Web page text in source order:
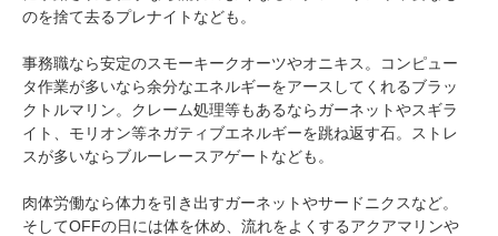
のを捨て去るプレナイトなども。
事務職なら安定のスモーキークオーツやオニキス。コンピュー
タ作業が多いなら余分なエネルギーをアースしてくれるブラッ
クトルマリン。クレーム処理等もあるならガーネットやスギラ
イト、モリオン等ネガティブエネルギーを跳ね返す石。ストレ
スが多いならブルーレースアゲートなども。
肉体労働なら体力を引き出すガーネットやサードニクスなど。
そしてOFFの日には体を休め、流れをよくするアクアマリンや